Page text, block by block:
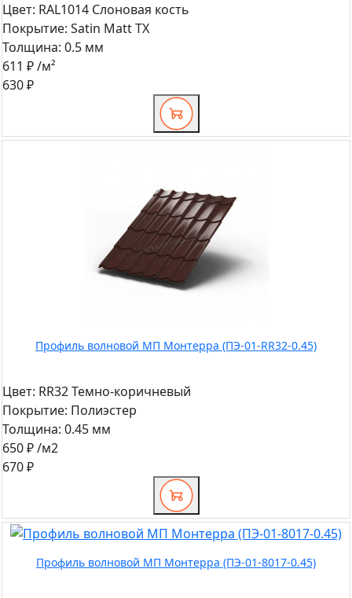
Цвет: RAL1014 Слоновая кость
Покрытие: Satin Matt TX
Толщина: 0.5 мм
611 ₽/м²
630 ₽
Профиль волновой МП Монтерра (ПЭ-01-RR32-0.45)
Цвет: RR32 Темно-коричневый
Покрытие: Полиэстер
Толщина: 0.45 мм
650 ₽/м2
670 ₽
Профиль волновой МП Монтерра (ПЭ-01-8017-0.45)